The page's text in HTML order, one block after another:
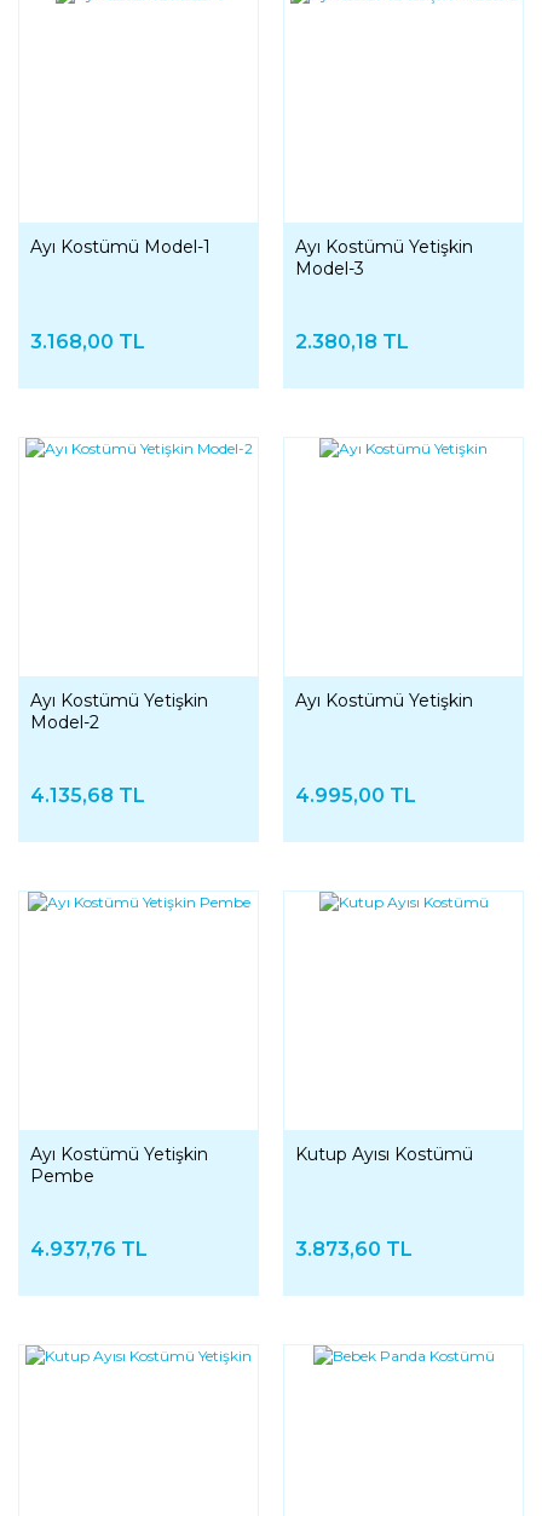
Ayı Kostümü Model-1
3.168,00 TL
Ayı Kostümü Yetişkin
Model-3
2.380,18 TL
Ayı Kostümü Yetişkin
Model-2
4.135,68 TL
Ayı Kostümü Yetişkin
4.995,00 TL
Ayı Kostümü Yetişkin
Pembe
4.937,76 TL
Kutup Ayısı Kostümü
3.873,60 TL